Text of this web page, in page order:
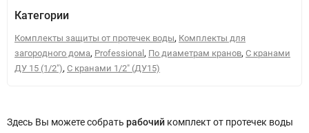
Категории
Комплекты защиты от протечек воды, Комплекты для
загородного дома, Professional , По диаметрам кранов, С кранами
ДУ 15 (1/2"), С кранами 1/2" (ДУ15)
Здесь Вы можете собрать рабочий комплект от протечек воды